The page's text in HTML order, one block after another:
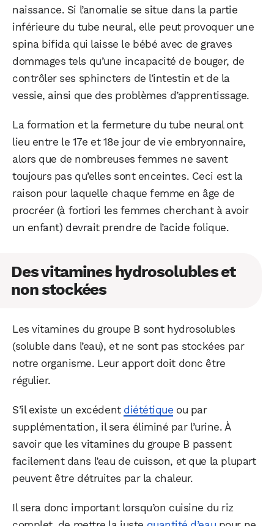
naissance. Si l’anomalie se situe dans la partie
inférieure du tube neural, elle peut provoquer une
spina bifida qui laisse le bébé avec de graves
dommages tels qu’une incapacité de bouger, de
contrôler ses sphincters de l’intestin et de la
vessie, ainsi que des problèmes d’apprentissage.
La formation et la fermeture du tube neural ont
lieu entre le 17e et 18e jour de vie embryonnaire,
alors que de nombreuses femmes ne savent
toujours pas qu’elles sont enceintes. Ceci est la
raison pour laquelle chaque femme en âge de
procréer (à fortiori les femmes cherchant à avoir
un enfant) devrait prendre de l’acide folique.
Des vitamines hydrosolubles et
non stockées
Les vitamines du groupe B sont hydrosolubles
(soluble dans l’eau), et ne sont pas stockées par
notre organisme. Leur apport doit donc être
régulier.
S’il existe un excédent diététique ou par
supplémentation, il sera éliminé par l’urine. À
savoir que les vitamines du groupe B passent
facilement dans l’eau de cuisson, et que la plupart
peuvent être détruites par la chaleur.
Il sera donc important lorsqu’on cuisine du riz